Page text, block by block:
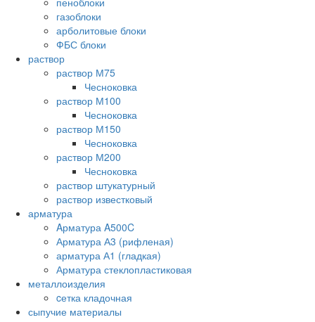
газоблоки
арболитовые блоки
ФБС блоки
раствор
раствор М75
Чесноковка
раствор М100
Чесноковка
раствор М150
Чесноковка
раствор М200
Чесноковка
раствор штукатурный
раствор известковый
арматура
Aрматура A500C
Арматура А3 (рифленая)
арматура А1 (гладкая)
Арматура стеклопластиковая
металлоизделия
cетка кладочная
сыпучие материалы